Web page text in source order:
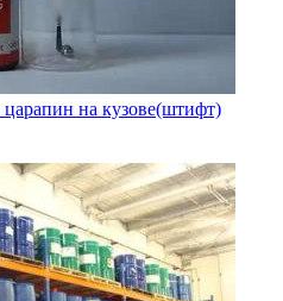
на кузове(штифт)